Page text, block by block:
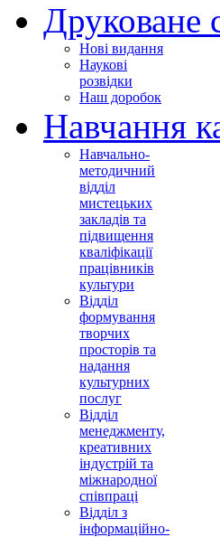
Друковане
Нові видання
Наукові
розвідки
Наш доробок
Навчання
Навчально-
методичний
відділ
мистецьких
закладів та
підвищення
кваліфікації
працівників
культури
Відділ
формування
творчих
просторів та
надання
культурних
послуг
Відділ
менеджменту,
креативних
індустрій та
міжнародної
співпраці
Відділ з
інформаційно-